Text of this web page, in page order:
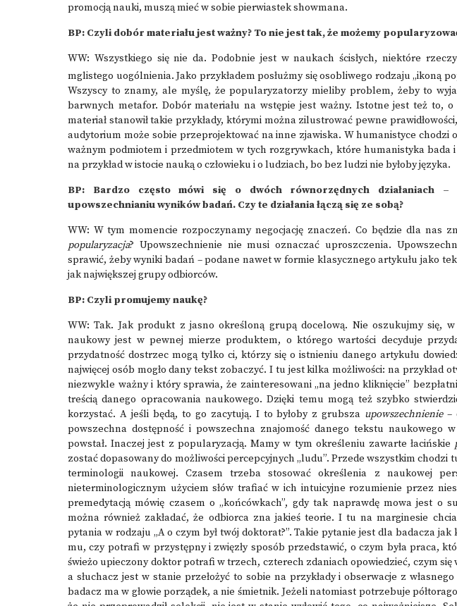
promocją nauki, muszą mieć w sobie pierwiastek showmana.
BP: Czyli dobór materiału jest ważny? To nie jest tak, że możemy
WW: Wszystkiego się nie da. Podobnie jest w naukach ścisłych, niektóre
mglistego uogólnienia. Jako przykładem posłużmy się osobliwego rodzaju „ikoną
Wszyscy to znamy, ale myślę, że popularyzatorzy mieliby problem, żeby to
barwnych metafor. Dobór materiału na wstępie jest ważny. Istotne jest też to, o
materiał stanowił takie przykłady, którymi można zilustrować pewne
audytorium może sobie przeprojektować na inne zjawiska. W humanistyce chodzi
ważnym podmiotem i przedmiotem w tych rozgrywkach, które humanistyka bada
na przykład w istocie nauką o człowieku i o ludziach, bo bez ludzi nie byłoby języka.
BP: Bardzo często mówi się o dwóch równorzędnych działaniach
upowszechnianiu wyników badań. Czy te działania łączą się ze sobą?
WW: W tym momencie rozpoczynamy negocjację znaczeń. Co będzie dla nas
popularyzacja? Upowszechnienie nie musi oznaczać uproszczenia.
sprawić, żeby wyniki badań – podane nawet w formie klasycznego artykułu jako
jak największej grupy odbiorców.
BP: Czyli promujemy naukę?
WW: Tak. Jak produkt z jasno określoną grupą docelową. Nie oszukujmy się, w
naukowy jest w pewnej mierze produktem, o którego wartości decyduje
przydatność dostrzec mogą tylko ci, którzy się o istnieniu danego artykułu
najwięcej osób mogło dany tekst zobaczyć. I tu jest kilka możliwości: na przykład
niezwykle ważny i który sprawia, że zainteresowani „na jedno kliknięcie”
treścią danego opracowania naukowego. Dzięki temu mogą też szybko
korzystać. A jeśli będą, to go zacytują. I to byłoby z grubsza upowszechnienie–
powszechna dostępność i powszechna znajomość danego tekstu naukowego
powstał. Inaczej jest z popularyzacją. Mamy w tym określeniu zawarte łacińskie
zostać dopasowany do możliwości percepcyjnych „ludu”. Przede wszystkim chodzi
terminologii naukowej. Czasem trzeba stosować określenia z naukowej
nieterminologicznym użyciem słów trafiać w ich intuicyjne rozumienie przez
premedytacją mówię czasem o „końcówkach”, gdy tak naprawdę mowa jest o
można również zakładać, że odbiorca zna jakieś teorie. I tu na marginesie
pytania w rodzaju „A o czym był twój doktorat?”. Takie pytanie jest dla badacza
mu, czy potrafi w przystępny i zwięzły sposób przedstawić, o czym była praca,
świeżo upieczony doktor potrafi w trzech, czterech zdaniach opowiedzieć, czym się
a słuchacz jest w stanie przełożyć to sobie na przykłady i obserwacje z
badacz ma w głowie porządek, a nie śmietnik. Jeżeli natomiast potrzebuje